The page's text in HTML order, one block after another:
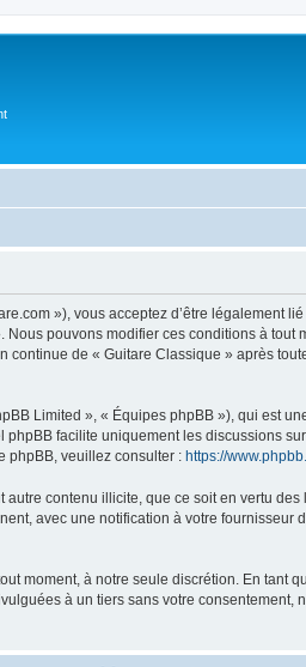
»), vous acceptez d’être légalement
pouvons modifier ces conditions à tout
de « Guitare Classique » après
Limited », « Équipes phpBB »), qui est
phpBB facilite uniquement les discussions
phpBB, veuillez consulter : https://
contenu illicite, que ce soit en vertu des
avec une notification à votre fournisseur
moment, à notre seule discrétion. En tant
à un tiers sans votre consentement,